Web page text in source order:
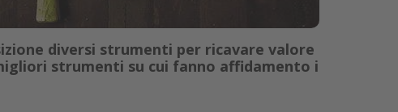
diversi strumenti per ricavare valore
strumenti su cui fanno affidamento i